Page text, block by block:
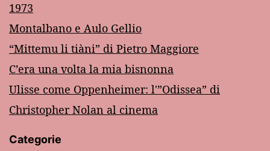
1973
Montalbano e Aulo Gellio
“Mittemu li tiàni” di Pietro Maggiore
C’era una volta la mia bisnonna
Ulisse come Oppenheimer: l'”Odissea” di
Christopher Nolan al cinema
Categorie